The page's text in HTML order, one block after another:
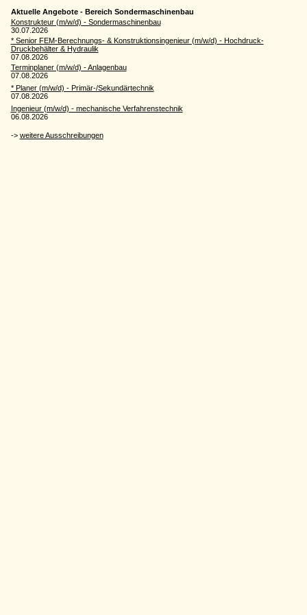
Aktuelle Angebote - Bereich Sondermaschinenbau
Konstrukteur (m/w/d) - Sondermaschinenbau
30.07.2026
* Senior FEM-Berechnungs- & Konstruktionsingenieur (m/w/d) - Hochdruck-
Druckbehälter & Hydraulik
07.08.2026
Terminplaner (m/w/d) - Anlagenbau
07.08.2026
* Planer (m/w/d) - Primär-/Sekundärtechnik
07.08.2026
Ingenieur (m/w/d) - mechanische Verfahrenstechnik
06.08.2026
-> weitere Ausschreibungen